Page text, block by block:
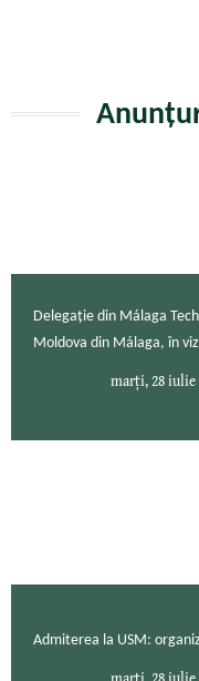
Delegație din Málaga
Moldova din Málaga, în
marți, 28 iulie
Admiterea la USM: